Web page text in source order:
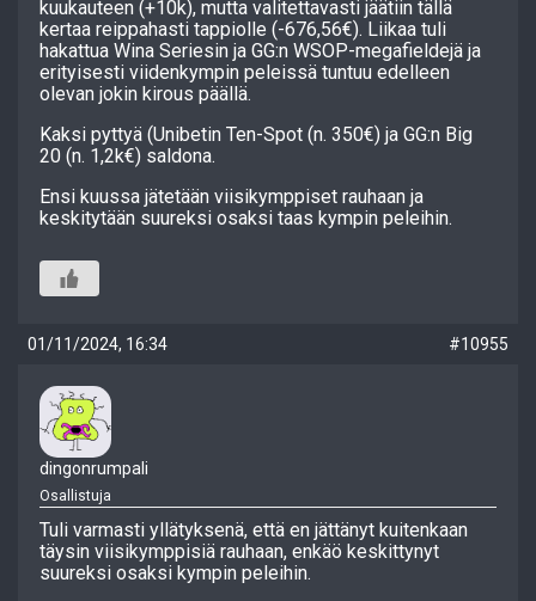
kuukauteen (+10k), mutta valitettavasti jäätiin tällä
kertaa reippahasti tappiolle (-676,56€). Liikaa tuli
hakattua Wina Seriesin ja GG:n WSOP-megafieldejä ja
erityisesti viidenkympin peleissä tuntuu edelleen
olevan jokin kirous päällä.
Kaksi pyttyä (Unibetin Ten-Spot (n. 350€) ja GG:n Big
20 (n. 1,2k€) saldona.
Ensi kuussa jätetään viisikymppiset rauhaan ja
keskitytään suureksi osaksi taas kympin peleihin.
01/11/2024, 16:34 #10955
dingonrumpali
Osallistuja
Tuli varmasti yllätyksenä, että en jättänyt kuitenkaan
täysin viisikymppisiä rauhaan, enkäö keskittynyt
suureksi osaksi kympin peleihin.